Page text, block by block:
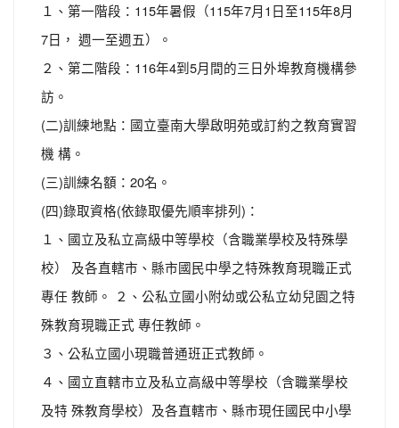
１、第一階段：115年暑假（115年7月1日至115年8月
7日， 週一至週五）。
２、第二階段：116年4到5月間的三日外埠教育機構參
訪。
(二)訓練地點：國立臺南大學啟明苑或訂約之教育實習
機 構。
(三)訓練名額：20名。
(四)錄取資格(依錄取優先順率排列)：
１、國立及私立高級中等學校（含職業學校及特殊學
校） 及各直轄市、縣市國民中學之特殊教育現職正式
專任 教師。 ２、公私立國小附幼或公私立幼兒園之特
殊教育現職正式 專任教師。
３、公私立國小現職普通班正式教師。
４、國立直轄市立及私立高級中等學校（含職業學校
及特 殊教育學校）及各直轄市、縣市現任國民中小學